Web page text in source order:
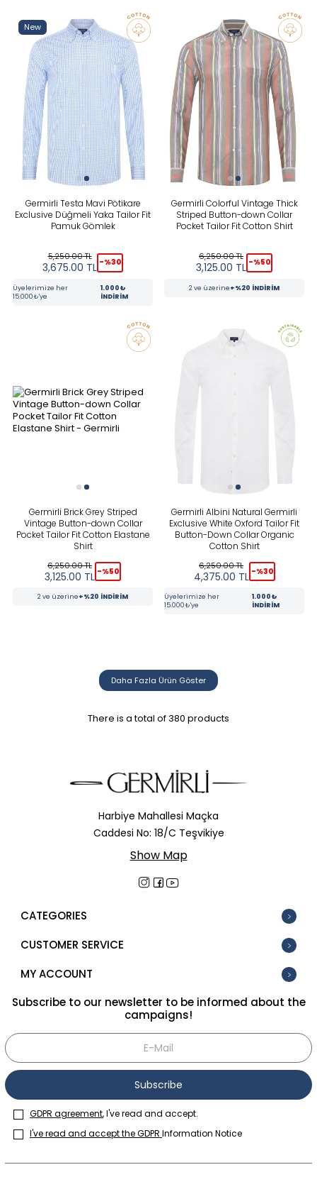
New
Germirli Testa Mavi Pötikare
Exclusive Düğmeli Yaka Tailor Fit
Pamuk Gömlek
5,250.00TL
3,675.00 TL -%30
Üyelerimize her
15.000₺'ye
1.000₺
İNDİRİM
Germirli Colorful Vintage Thick
Striped Button-down Collar
Pocket Tailor Fit Cotton Shirt
6,250.00TL
3,125.00 TL -%50
2 ve üzerine+%20 İNDİRİM
Germirli Brick Grey Striped
Vintage Button-down Collar
Pocket Tailor Fit Cotton Elastane
Shirt
6,250.00TL
3,125.00 TL -%50
2 ve üzerine+%20 İNDİRİM
Germirli Albini Natural Germirli
Exclusive White Oxford Tailor Fit
Button-Down Collar Organic
Cotton Shirt
6,250.00TL
4,375.00 TL -%30
Üyelerimize her
15.000₺'ye
1.000₺
İNDİRİM
Daha Fazla Ürün Göster
There is a total of380 products
Harbiye Mahallesi Maçka
Caddesi No: 18/C Teşvikiye
Show Map
CATEGORIES
CUSTOMER SERVICE
MY ACCOUNT
Subscribe to our newsletter to be informed about the
campaigns!
Subscribe
GDPR agreement, I've read and accept.
I've read and accept the GDPR Information Notice